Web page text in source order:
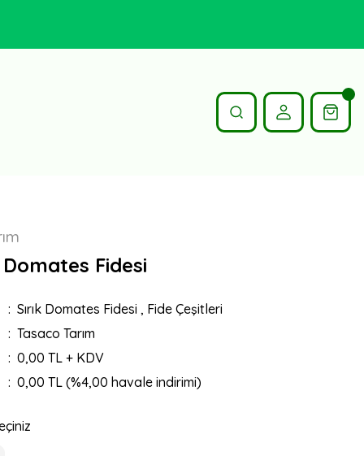
Fidesi
Sırık Domates Fidesi , Fide Çeşitleri
Tasaco Tarım
0,00 TL + KDV
0,00 TL (%4,00 havale indirimi)